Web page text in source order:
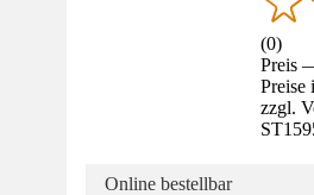
(0)
Preis
Preise
zzgl.
ST
Online bestellbar